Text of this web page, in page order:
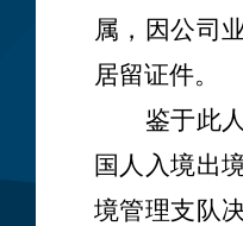
属，因公司
居留证件。
鉴于此
国人入境出
境管理支队